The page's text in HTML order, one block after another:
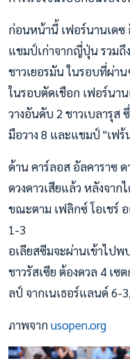
ก่อนหน้านี้ เฟอร์นานเดซ
แชมป์เก่าจากญี่ปุ่น รวมถึ
ชาวเยอรมัน ในรอบที่ผ่า
ในรอบตัดเชือก เฟอร์นา
วางอันดับ 2 ชาวเบลารุส
มือวาง 8 และแชมป์ "เฟร้
ด้าน คาร์ลอส อัลคาราซ ด
ดวงดาวเสียแล้ว หลังจา
ขณะตาม เฟลิกซ์ โอเชร์
1-3
อเลียสซีมจะผ่านเข้าไปพ
ชาวรัสเซีย ต้องดวล 4 เ
ลป์ จากเนเธอร์แลนด์ 6-
ภาพจากusopen.org